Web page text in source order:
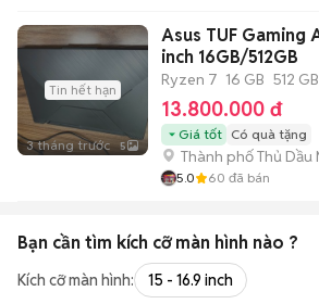
Tin hết hạn
3 tháng trước 5
Asus TUF Gaming
inch 16GB/512GB
Ryzen 7 16 GB 512 GB
13.800.000 đ
Giá tốt Có quà tặng
Thành phố Thủ Dầu
5.0 60 đã bán
Bạn cần tìm kích cỡ màn hình nào ?
Kích cỡ màn hình: 15 - 16.9 inch